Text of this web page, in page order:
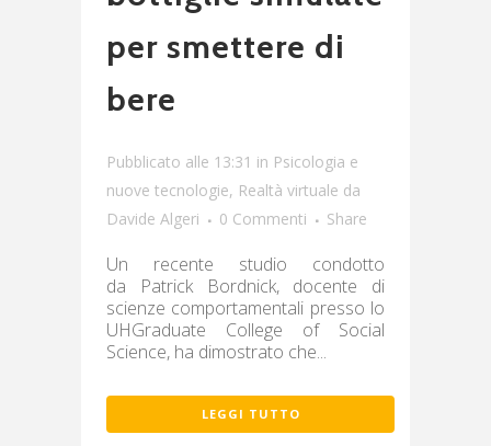
per smettere di
bere
Pubblicato alle 13:31 in Psicologia e
nuove tecnologie, Realtà virtuale da
Davide Algeri
0 Commenti Share
Un recente studio condotto
da Patrick Bordnick, docente di
scienze comportamentali presso lo
UHGraduate College of Social
Science, ha dimostrato che...
LEGGI TUTTO